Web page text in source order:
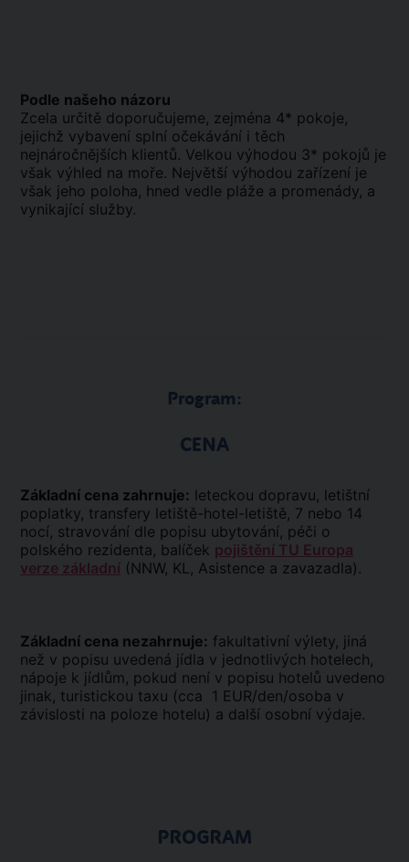
Podle našeho názoru
Zcela určitě doporučujeme, zejména 4* pokoje,
jejichž vybavení splní očekávání i těch
nejnáročnějších klientů. Velkou výhodou 3* pokojů je
však výhled na moře. Největší výhodou zařízení je
však jeho poloha, hned vedle pláže a promenády, a
vynikající služby.
Program:
CENA
Základní cena zahrnuje: leteckou dopravu, letištní
poplatky, transfery letiště-hotel-letiště, 7 nebo 14
nocí, stravování dle popisu ubytování, péči o
polského rezidenta, balíček pojištění TU Europa
verze základní (NNW, KL, Asistence a zavazadla).
Základní cena nezahrnuje: fakultativní výlety, jiná
než v popisu uvedená jídla v jednotlivých hotelech,
nápoje k jídlům, pokud není v popisu hotelů uvedeno
jinak, turistickou taxu (cca 1 EUR/den/osoba v
závislosti na poloze hotelu) a další osobní výdaje.
PROGRAM